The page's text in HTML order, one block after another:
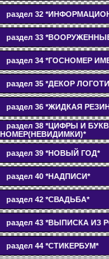
раздел 32
раздел 33
раздел 34 *ГОСНОМЕР
раздел 35 *ДЕКОР
раздел 36 *ЖИДКАЯ
раздел 38 *ЦИФРЫ И
НОМЕР(НЕВИДИМКИ)*
раздел 39 *НОВЫЙ ГОД*
раздел 40 *НАДПИСИ*
раздел 42 *СВАДЬБА*
раздел 43 *ВЫПИСКА ИЗ
раздел 44 *СТИКЕРБУМ*